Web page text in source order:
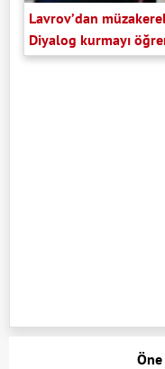
Lavrov’dan
Diyalog kurmayı